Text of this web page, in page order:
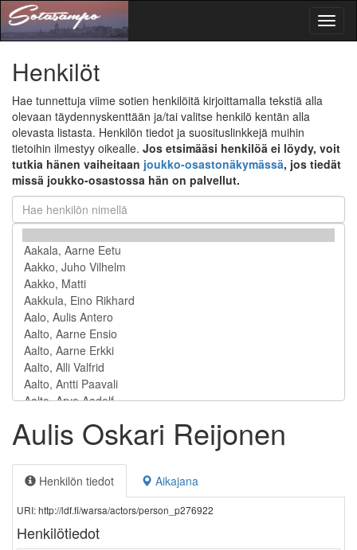
Henkilöt
Hae tunnettuja viime sotien henkilöitä kirjoittamalla tekstiä alla
olevaan täydennyskenttään ja/tai valitse henkilö kentän alla
olevasta listasta. Henkilön tiedot ja suosituslinkkejä muihin
tietoihin ilmestyy oikealle. Jos etsimääsi henkilöä ei löydy, voit
tutkia hänen vaiheitaan joukko-osastonäkymässä, jos tiedät
missä joukko-osastossa hän on palvellut.
Aulis Oskari Reijonen
Henkilön tiedot Aikajana
URI: http://ldf.fi/warsa/actors/person_p276922
Henkilötiedot